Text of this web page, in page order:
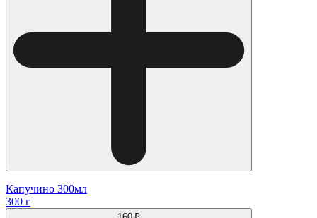
Капучино 300мл
300 г